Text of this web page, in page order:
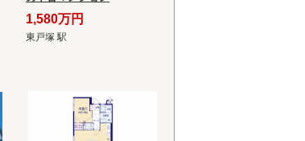
1,580万円
東戸塚 駅